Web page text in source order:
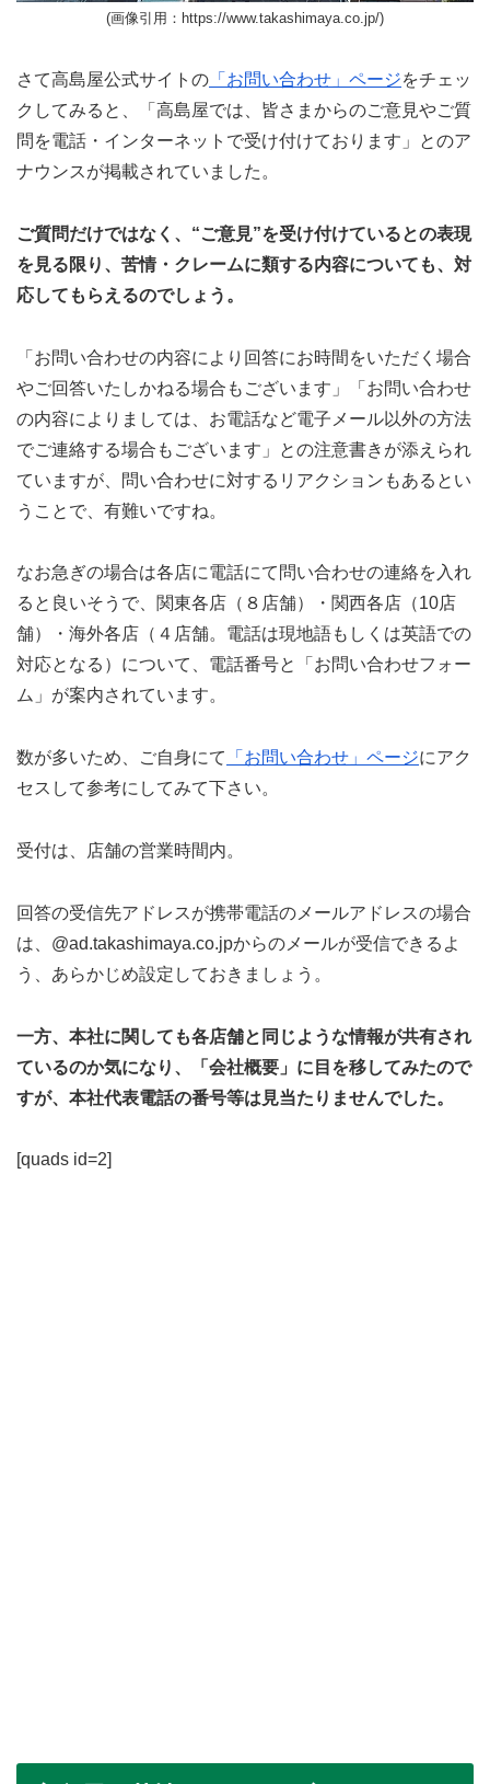
(画像引用：https://www.takashimaya.co.jp/)
さて高島屋公式サイトの 「お問い合わせ」ページをチェッ
クしてみると、「高島屋では、皆さまからのご意見やご質
問を電話・インターネットで受け付けております」とのア
ナウンスが掲載されていました。
ご質問だけではなく、“ご意見”を受け付けているとの表現
を見る限り、苦情・クレームに類する内容についても、対
応してもらえるのでしょう。
「お問い合わせの内容により回答にお時間をいただく場合
やご回答いたしかねる場合もございます」「お問い合わせ
の内容によりましては、お電話など電子メール以外の方法
でご連絡する場合もございます」との注意書きが添えられ
ていますが、問い合わせに対するリアクションもあるとい
うことで、有難いですね。
なお急ぎの場合は各店に電話にて問い合わせの連絡を入れ
ると良いそうで、関東各店（８店舗）・関西各店（10店
舗）・海外各店（４店舗。電話は現地語もしくは英語での
対応となる）について、電話番号と「お問い合わせフォー
ム」が案内されています。
数が多いため、ご自身にて 「お問い合わせ」ページにアク
セスして参考にしてみて下さい。
受付は、店舗の営業時間内。
回答の受信先アドレスが携帯電話のメールアドレスの場合
は、@ad.takashimaya.co.jpからのメールが受信できるよ
う、あらかじめ設定しておきましょう。
一方、本社に関しても各店舗と同じような情報が共有され
ているのか気になり、「会社概要」に目を移してみたので
すが、本社代表電話の番号等は見当たりませんでした。
[quads id=2]